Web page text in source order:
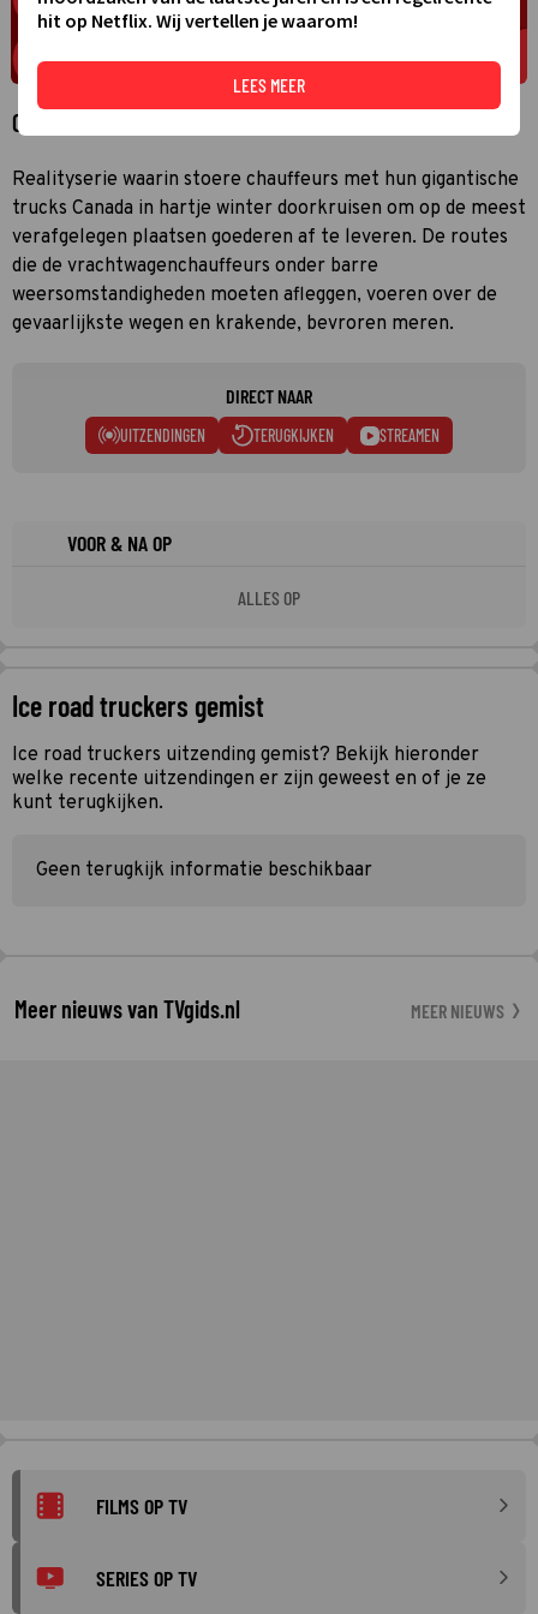
Over Ice road truckers
Realityserie waarin stoere chauffeurs met hun gigantische
trucks Canada in hartje winter doorkruisen om op de meest
verafgelegen plaatsen goederen af te leveren. De routes
die de vrachtwagenchauffeurs onder barre
weersomstandigheden moeten afleggen, voeren over de
gevaarlijkste wegen en krakende, bevroren meren.
DIRECT NAAR
UITZENDINGEN TERUGKIJKEN STREAMEN
VOOR & NA OP
ALLES OP
Ice road truckers gemist
Ice road truckers uitzending gemist? Bekijk hieronder
welke recente uitzendingen er zijn geweest en of je ze
kunt terugkijken.
Geen terugkijk informatie beschikbaar
Meer nieuws van TVgids.nl MEER NIEUWS
FILMS OP TV
SERIES OP TV
hit op Netflix. Wij vertellen je waarom!
LEES MEER